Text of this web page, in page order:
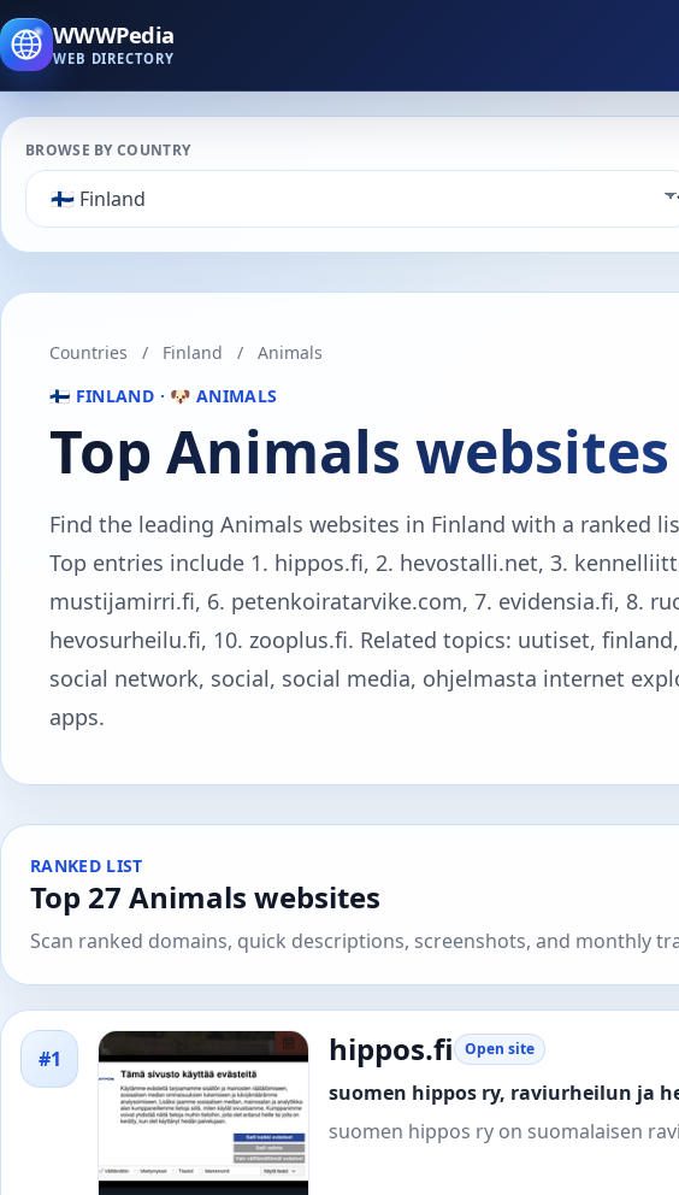
WWWPedia
WEB DIRECTORY
BROWSE BY COUNTRY
Countries / Finland /
Animals
🇫🇮 FINLAND · 🐶 ANIMALS
Top Animals
Find the leading Animals websites in Finland with a ranked
Top entries include 1. hippos.fi, 2. hevostalli.net, 3.
mustijamirri.fi, 6. petenkoiratarvike.com, 7. evidensia.fi, 8.
hevosurheilu.fi, 10. zooplus.fi. Related topics: uutiset,
social network, social, social media, ohjelmasta internet
apps.
RANKED LIST
Top 27 Animals websites
Scan ranked domains, quick descriptions, screenshots, and monthly
#1 hippos.fi Open site
suomen hippos ry, raviurheilun ja
suomen hippos ry on suomalaisen